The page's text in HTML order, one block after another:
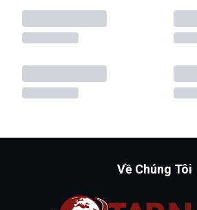
Về Chúng Tôi